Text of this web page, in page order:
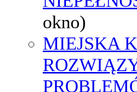
okno)
MIEJSKA